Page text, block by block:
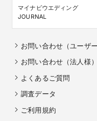
マイナビウエディング
JOURNAL
お問い合わせ（ユーザー
お問い合わせ（法人様）
よくあるご質問
調査データ
ご利用規約